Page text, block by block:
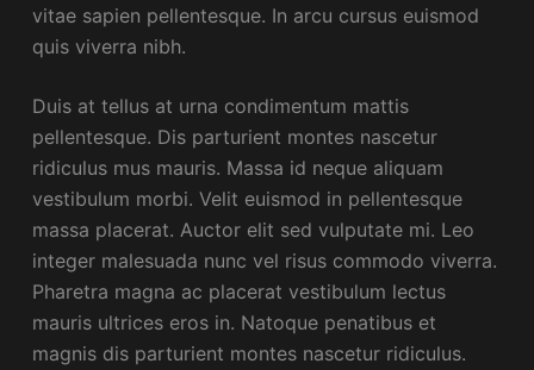
vitae sapien pellentesque. In arcu cursus euismod
quis viverra nibh.
Duis at tellus at urna condimentum mattis
pellentesque. Dis parturient montes nascetur
ridiculus mus mauris. Massa id neque aliquam
vestibulum morbi. Velit euismod in pellentesque
massa placerat. Auctor elit sed vulputate mi. Leo
integer malesuada nunc vel risus commodo viverra.
Pharetra magna ac placerat vestibulum lectus
mauris ultrices eros in. Natoque penatibus et
magnis dis parturient montes nascetur ridiculus.